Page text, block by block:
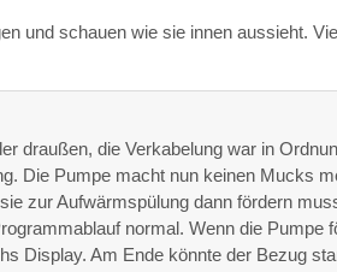
und schauen wie sie innen aussieht.
draußen, die Verkabelung war in
Die Pumpe macht nun keinen Mucks
zur Aufwärmspülung dann fördern
normal. Wenn die Pumpe
Display. Am Ende könnte der Bezug